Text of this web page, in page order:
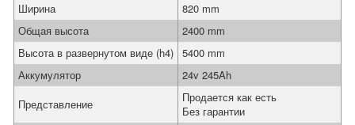
Ширина
820 mm
Общая высота
2400 mm
Высота в развернутом виде (h4) 5400 mm
Аккумулятор
24v 245Ah
Представление
Продается как есть
Без гарантии